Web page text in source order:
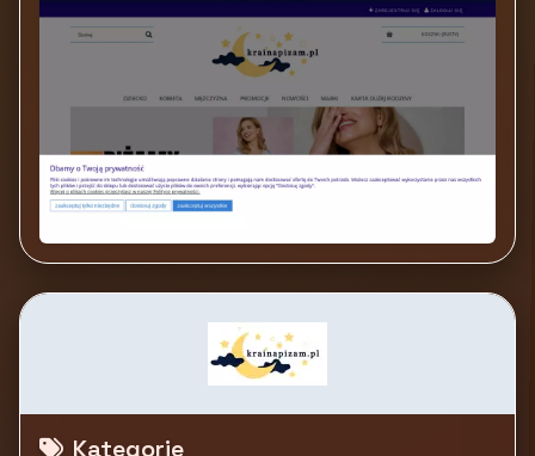
Kategorie